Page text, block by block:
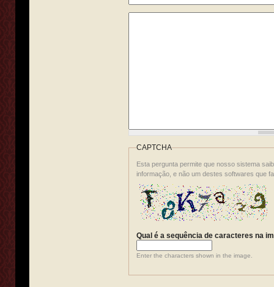
CAPTCHA
Esta pergunta permite que nosso sistema
informação, e não um destes softwares que
Qual é a sequência de caracteres na
Enter the characters shown in the image.